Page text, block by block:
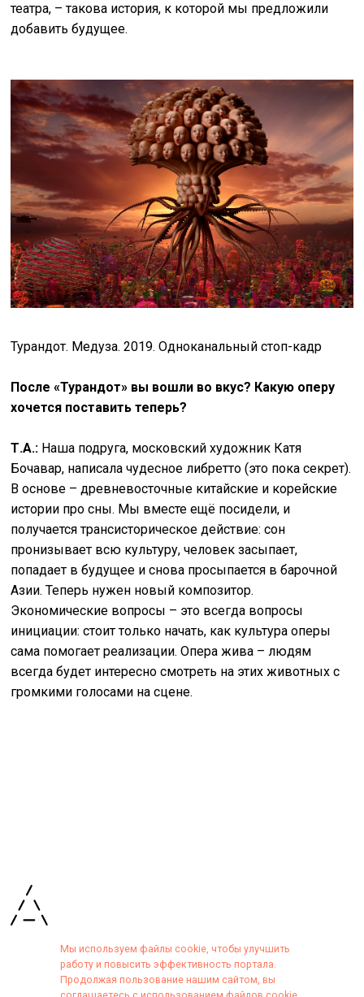
театра, – такова история, к которой мы предложили
добавить будущее.
Турандот. Медуза. 2019. Одноканальный стоп-кадр
После «Турандот» вы вошли во вкус? Какую оперу
хочется поставить теперь?
Т.А.: Наша подруга, московский художник Катя
Бочавар, написала чудесное либретто (это пока секрет).
В основе – древневосточные китайские и корейские
истории про сны. Мы вместе ещё посидели, и
получается трансисторическое действие: сон
пронизывает всю культуру, человек засыпает,
попадает в будущее и снова просыпается в барочной
Азии. Теперь нужен новый композитор.
Экономические вопросы – это всегда вопросы
инициации: стоит только начать, как культура оперы
сама помогает реализации. Опера жива – людям
всегда будет интересно смотреть на этих животных с
громкими голосами на сцене.